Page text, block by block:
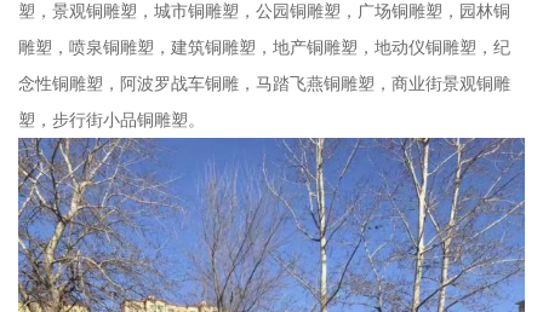
塑，景观铜雕塑，城市铜雕塑，公园铜雕塑，广场铜雕塑，园林铜
雕塑，喷泉铜雕塑，建筑铜雕塑，地产铜雕塑，地动仪铜雕塑，纪
念性铜雕塑，阿波罗战车铜雕，马踏飞燕铜雕塑，商业街景观铜雕
塑，步行街小品铜雕塑。